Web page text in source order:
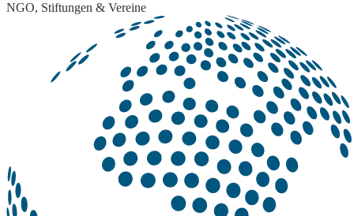
NGO, Stiftungen & Vereine